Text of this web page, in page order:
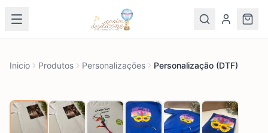
Inicio Produtos Personalizações Personalização (DTF)